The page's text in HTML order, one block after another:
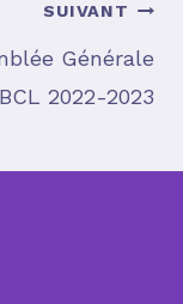
SUIVANT
Générale
2022-2023